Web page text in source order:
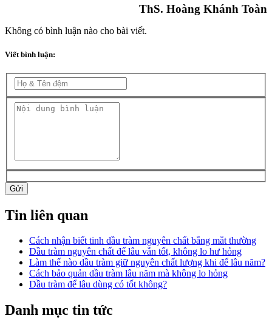
ThS. Hoàng Khánh Toàn
Không có bình luận nào cho bài viết.
Viết bình luận:
Gửi
Tin liên quan
Cách nhận biết tinh dầu tràm nguyên chất bằng mắt thường
Dầu tràm nguyên chất để lâu vẫn tốt, không lo hư hỏng
Làm thế nào dầu tràm giữ nguyên chất lượng khi để lâu năm?
Cách bảo quản dầu tràm lâu năm mà không lo hỏng
Dầu tràm để lâu dùng có tốt không?
Danh mục tin tức